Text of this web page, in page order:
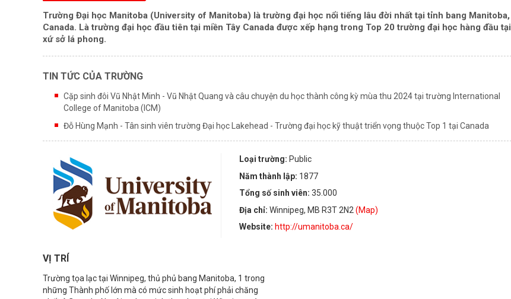
Trường Đại học Manitoba (University of Manitoba) là trường đại học nổi tiếng lâu đời nhất tại tỉnh bang Manitoba,
Canada. Là trường đại học đầu tiên tại miền Tây Canada được xếp hạng trong Top 20 trường đại học hàng đầu tại
xứ sở lá phong.
TIN TỨC CỦA TRƯỜNG
Cặp sinh đôi Vũ Nhật Minh - Vũ Nhật Quang và câu chuyện du học thành công kỳ mùa thu 2024 tại trường International
College of Manitoba (ICM)
Đỗ Hùng Mạnh - Tân sinh viên trường Đại học Lakehead - Trường đại học kỹ thuật triển vọng thuộc Top 1 tại Canada
Loại trường: Public
Năm thành lập: 1877
Tổng số sinh viên:35.000
Địa chỉ:Winnipeg, MB R3T 2N2(Map)
Website: http://umanitoba.ca/
VỊ TRÍ
Trường tọa lạc tại Winnipeg, thủ phủ bang Manitoba, 1 trong
những Thành phố lớn mà có mức sinh hoạt phí phải chăng